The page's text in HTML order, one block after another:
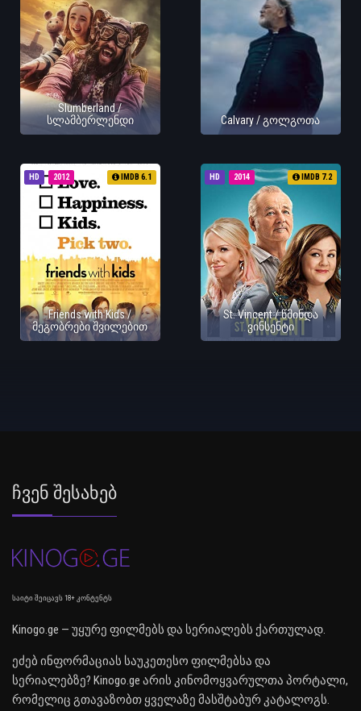
Slumberland /
სლამბერლენდი
Calvary / გოლგოთა
HD 2012 IMDB 6.1
Friends with Kids /
მეგობრები შვილებით
HD 2014 IMDB 7.2
St. Vincent / წმინდა
ვინსენტი
Ჩვენ Შესახებ
საიტი შეიცავს 18+ კონტენტს
Kinogo.ge — უყურე ფილმებს და სერიალებს ქართულად.
ეძებ ინფორმაციას საუკეთესო ფილმებსა და
სერიალებზე? Kinogo.ge არის კინომოყვარულთა პორტალი,
რომელიც გთავაზობთ ყველაზე მასშტაბურ კატალოგს.